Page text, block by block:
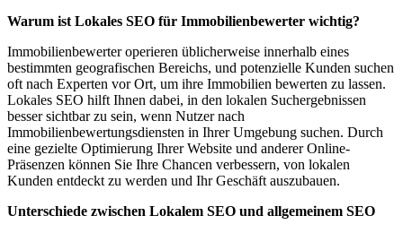
Warum ist Lokales SEO für Immobilienbewerter wichtig?
Immobilienbewerter operieren üblicherweise innerhalb eines
bestimmten geografischen Bereichs, und potenzielle Kunden suchen
oft nach Experten vor Ort, um ihre Immobilien bewerten zu lassen.
Lokales SEO hilft Ihnen dabei, in den lokalen Suchergebnissen
besser sichtbar zu sein, wenn Nutzer nach
Immobilienbewertungsdiensten in Ihrer Umgebung suchen. Durch
eine gezielte Optimierung Ihrer Website und anderer Online-
Präsenzen können Sie Ihre Chancen verbessern, von lokalen
Kunden entdeckt zu werden und Ihr Geschäft auszubauen.
Unterschiede zwischen Lokalem SEO und allgemeinem SEO